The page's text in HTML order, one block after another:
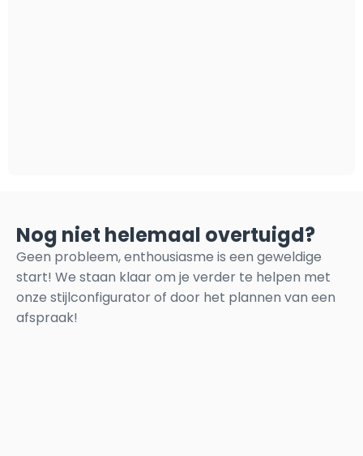
Nog niet helemaal overtuigd?
Geen probleem, enthousiasme is een geweldige
start! We staan klaar om je verder te helpen met
onze stijlconfigurator of door het plannen van een
afspraak!